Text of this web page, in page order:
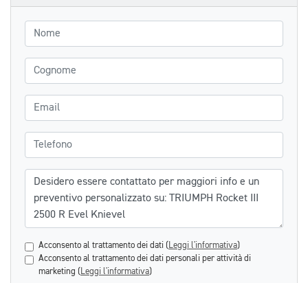
Nome
Cognome
Email
Telefono
Messaggio
Acconsento al trattamento dei dati ( Leggi l'informativa)
Acconsento al trattamento dei dati personali per attività di
marketing ( Leggi l'informativa)